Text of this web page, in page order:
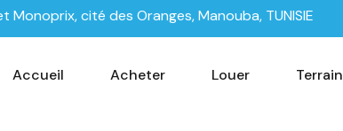
Monoprix, cité des Oranges, Manouba, TUNISIE
Accueil Acheter Louer Terrain